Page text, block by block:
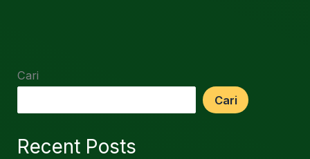
Cari
Cari
Recent Posts